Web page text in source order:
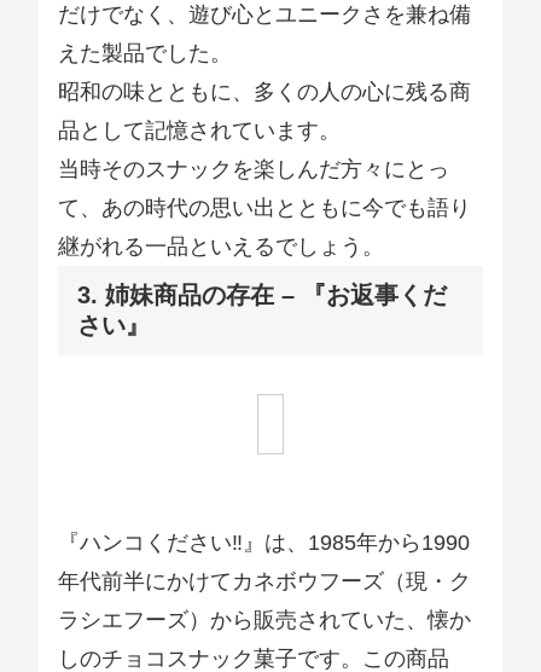
だけでなく、遊び心とユニークさを兼ね備
えた製品でした。
昭和の味とともに、多くの人の心に残る商
品として記憶されています。
当時そのスナックを楽しんだ方々にとっ
て、あの時代の思い出とともに今でも語り
継がれる一品といえるでしょう。
3. 姉妹商品の存在 – 『お返事くだ
さい』
『ハンコください‼』は、1985年から1990
年代前半にかけてカネボウフーズ（現・ク
ラシエフーズ）から販売されていた、懐か
しのチョコスナック菓子です。この商品